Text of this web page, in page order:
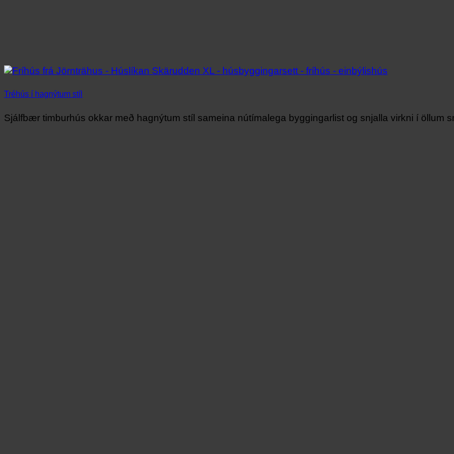
Tréhús í hagnýtum stíl
Sjálfbær timburhús okkar með hagnýtum stíl sameina nútímalega byggingarlist og snjalla virkni í öllum